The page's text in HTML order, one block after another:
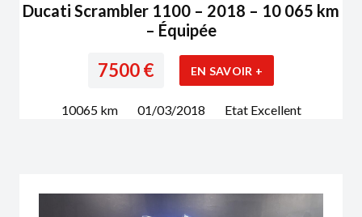
Ducati Scrambler 1100 – 2018 – 10 065 km
– Équipée
7500€ EN SAVOIR +
10065km 01/03/2018 Etat Excellent